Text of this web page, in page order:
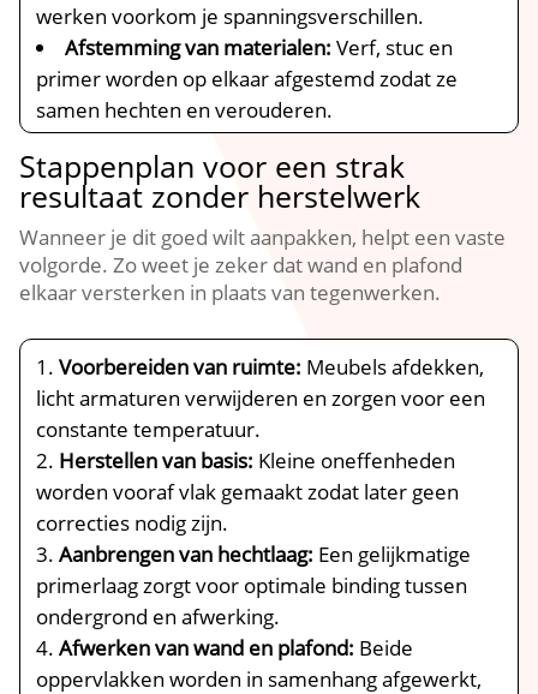
werken voorkom je spanningsverschillen.​
Afstemming van materialen: Verf, stuc en
primer worden op elkaar afgestemd zodat ze
samen hechten en verouderen.​
Stappenplan voor een strak
resultaat zonder herstelwerk
Wanneer je dit goed wilt aanpakken, helpt een vaste
volgorde.​ Zo weet je zeker dat wand en plafond
elkaar versterken in plaats van tegenwerken.​
Voorbereiden van ruimte: Meubels afdekken,
licht armaturen verwijderen en zorgen voor een
constante temperatuur.​
Herstellen van basis: Kleine oneffenheden
worden vooraf vlak gemaakt zodat later geen
correcties nodig zijn.​
Aanbrengen van hechtlaag: Een gelijkmatige
primerlaag zorgt voor optimale binding tussen
ondergrond en afwerking.​
Afwerken van wand en plafond: Beide
oppervlakken worden in samenhang afgewerkt,